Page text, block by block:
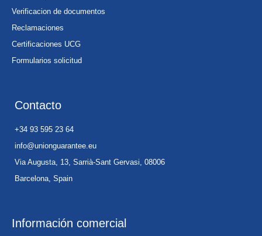
Verificacion de documentos
Reclamaciones
Certificaciones UCG
Formularios solicitud
Contacto
+34 93 595 23 64
info@unionguarantee.eu
Via Augusta, 13, Sarrià-Sant Gervasi, 08006
Barcelona, Spain
Información comercial